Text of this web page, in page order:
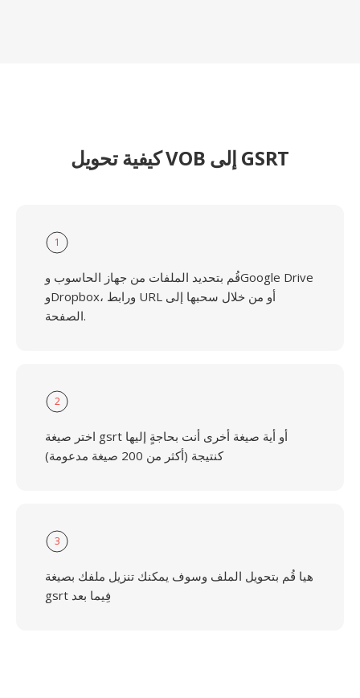
كيفية تحويل VOB إلى GSRT
1
قُم بتحديد الملفات من جهاز الحاسوب وGoogle Drive
وDropbox، ورابط URL أو من خلال سحبها إلى
الصفحة.
2
اختر صيغة gsrt أو أية صيغة أخرى أنت بحاجةٍ إليها
كنتيجة (أكثر من 200 صيغة مدعومة)
3
هيا قُم بتحويل الملف وسوف يمكنك تنزيل ملفك بصيغة
gsrt فِيما بعد